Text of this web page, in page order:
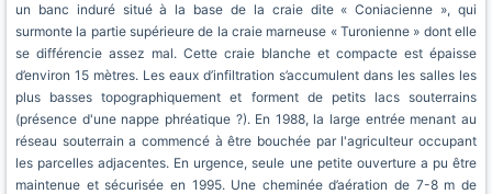
un banc induré situé à la base de la craie dite « Coniacienne », qui
surmonte la partie supérieure de la craie marneuse « Turonienne » dont elle
se différencie assez mal. Cette craie blanche et compacte est épaisse
d’environ 15 mètres. Les eaux d’infiltration s’accumulent dans les salles les
plus basses topographiquement et forment de petits lacs souterrains
(présence d'une nappe phréatique ?). En 1988, la large entrée menant au
réseau souterrain a commencé à être bouchée par l'agriculteur occupant
les parcelles adjacentes. En urgence, seule une petite ouverture a pu être
maintenue et sécurisée en 1995. Une cheminée d’aération de 7-8 m de